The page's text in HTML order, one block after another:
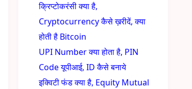
क्रिप्टोकरंसी क्या है,
Cryptocurrency कैसे ख़रीदें, क्या
होती है Bitcoin
UPI Number क्या होता है, PIN
Code यूपीआई, ID कैसे बनाये
इक्विटी फंड क्या है, Equity Mutual